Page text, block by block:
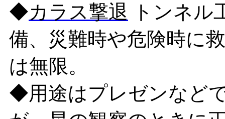
◆カラス撃退 トンネル
備、災難時や危険時に
は無限。
◆用途はプレゼンなど